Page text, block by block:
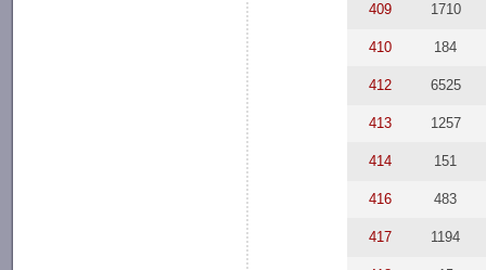
409 1710
410 184
412 6525
413 1257
414 151
416 483
417 1194